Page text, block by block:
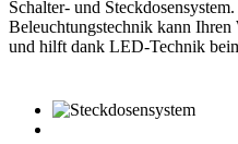
Schalter- und
Beleuchtungstechnik kann
und hilft dank LED-Technik